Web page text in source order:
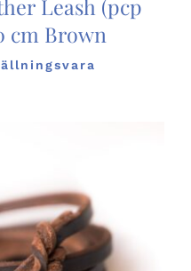
Leash (pcp
cm Brown